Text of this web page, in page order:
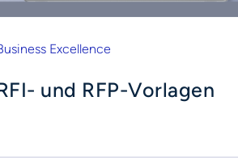
Excellence
und RFP-Vorlagen